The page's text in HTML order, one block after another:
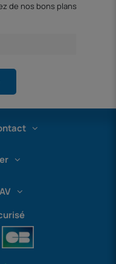
de nos bons plans